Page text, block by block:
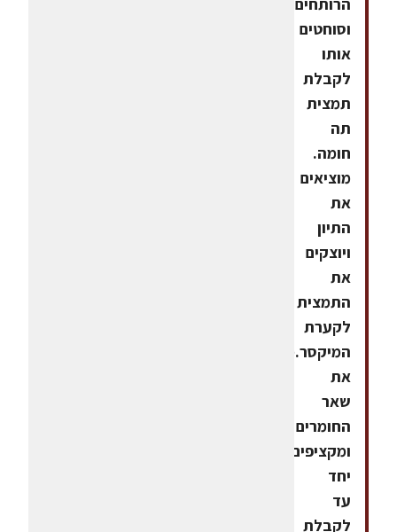
וסוחטים
אותו
לקבלת
תמצית
תה
חומה.
מוציאים
את
התיון
ויוצקים
את
התמצית
לקערת
המיקסר.מוסיפים
את
שאר
החומרים
ומקציפים
יחד
עד
לקבלת